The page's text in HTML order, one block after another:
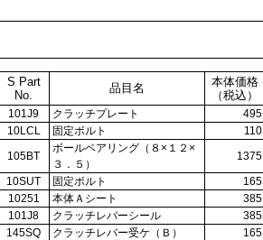
S Part
No.
品目名
本体価格
（税込）
101J9 クラッチプレート
495
10LCL 固定ボルト
110
105BT
ボールベアリング（８×１２×
３．５）
1375
10SUT 固定ボルト
165
10251 本体Ａシート
385
101J8 クラッチレバーシール
385
145SQ クラッチレバー受ケ（Ｂ）
165